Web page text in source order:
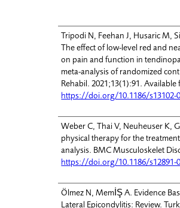
Tripodi N, Feehan J, Husaric M,
The effect of low-level red and
on pain and function in
meta-analysis of randomized
Rehabil. 2021;13(1):91. Available
https://doi.org/10.1186/s13102-
Weber C, Thai V, Neuheuser K,
physical therapy for the
analysis. BMC Musculoskelet
https://doi.org/10.1186/s12891-
Ölmez N, MemİŞ A. Evidence
Lateral Epicondylitis: Review.